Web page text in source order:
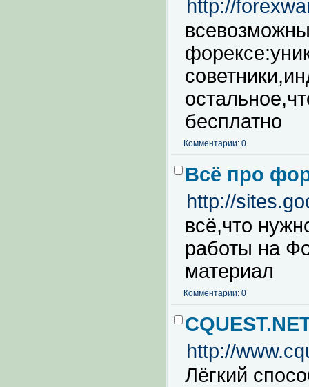
http://
бесплатно
Комментарии: 0
Всё про
http://
всё,что
работы на
материал
Комментарии: 0
http://
Лёгкий